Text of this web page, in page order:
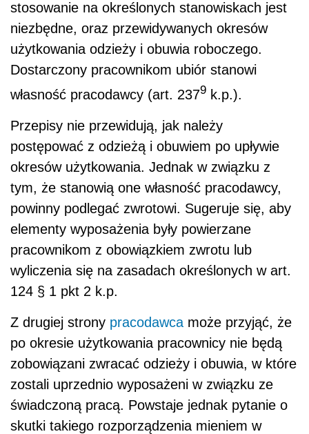
stosowanie na określonych stanowiskach jest
niezbędne, oraz przewidywanych okresów
użytkowania odzieży i obuwia roboczego.
Dostarczony pracownikom ubiór stanowi
własność pracodawcy (art. 2379 k.p.).
Przepisy nie przewidują, jak należy
postępować z odzieżą i obuwiem po upływie
okresów użytkowania. Jednak w związku z
tym, że stanowią one własność pracodawcy,
powinny podlegać zwrotowi. Sugeruje się, aby
elementy wyposażenia były powierzane
pracownikom z obowiązkiem zwrotu lub
wyliczenia się na zasadach określonych w art.
124 § 1 pkt 2 k.p.
Z drugiej strony pracodawca może przyjąć, że
po okresie użytkowania pracownicy nie będą
zobowiązani zwracać odzieży i obuwia, w które
zostali uprzednio wyposażeni w związku ze
świadczoną pracą. Powstaje jednak pytanie o
skutki takiego rozporządzenia mieniem w